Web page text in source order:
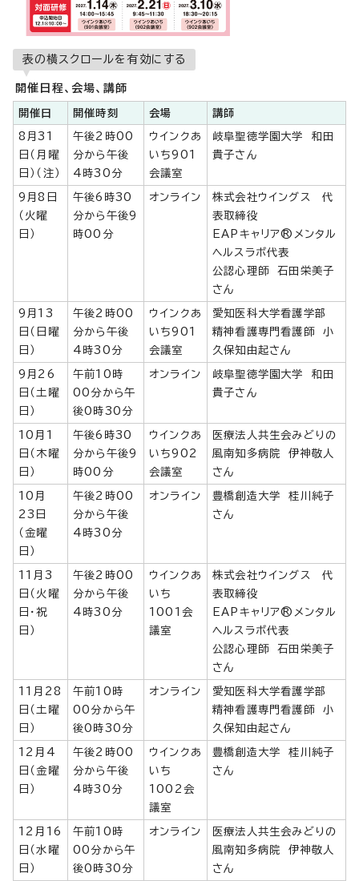
表の横スクロールを有効にする
開催日程、会場、講師
開催日 開催時刻 会場 講師
8月31
日（月曜
日）（注）
午後2時00
分から午後
4時30分
ウインクあ
いち901
会議室
岐阜聖徳学園大学 和田
貴子さん
9月8日
（火曜
日）
午後6時30
分から午後9
時00分
オンライン
株式会社ウイングス 代
表取締役
EAPキャリア®メンタル
ヘルスラボ代表
公認心理師 石田栄美子
さん
9月13
日（日曜
日）
午後2時00
分から午後
4時30分
ウインクあ
いち901
会議室
愛知医科大学看護学部
精神看護専門看護師 小
久保知由起さん
9月26
日（土曜
日）
午前10時
00分から午
後0時30分
オンライン
岐阜聖徳学園大学 和田
貴子さん
10月1
日（木曜
日）
午後6時30
分から午後9
時00分
ウインクあ
いち902
会議室
医療法人共生会みどりの
風南知多病院 伊神敬人
さん
10月
23日
（金曜
日）
午後2時00
分から午後
4時30分
オンライン
豊橋創造大学 桂川純子
さん
11月3
日（火曜
日・祝
日）
午後2時00
分から午後
4時30分
ウインクあ
いち
1001会
議室
株式会社ウイングス 代
表取締役
EAPキャリア®メンタル
ヘルスラボ代表
公認心理師 石田栄美子
さん
11月28
日（土曜
日）
午前10時
00分から午
後0時30分
オンライン
愛知医科大学看護学部
精神看護専門看護師 小
久保知由起さん
12月4
日（金曜
日）
午後2時00
分から午後
4時30分
ウインクあ
いち
1002会
議室
豊橋創造大学 桂川純子
さん
12月16
日（水曜
日）
午前10時
00分から午
後0時30分
オンライン
医療法人共生会みどりの
風南知多病院 伊神敬人
さん